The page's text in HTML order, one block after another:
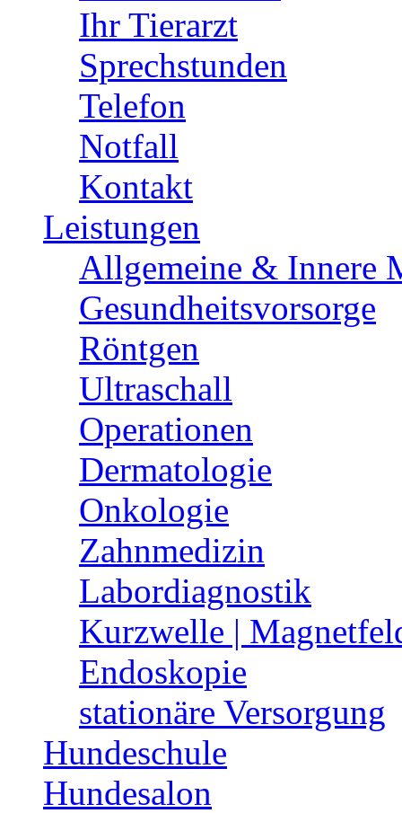
Ihr Tierarzt
Sprechstunden
Telefon
Notfall
Kontakt
Leistungen
Allgemeine & Innere
Gesundheitsvorsorge
Röntgen
Ultraschall
Operationen
Dermatologie
Onkologie
Zahnmedizin
Labordiagnostik
Kurzwelle |
Endoskopie
stationäre Versorgung
Hundeschule
Hundesalon